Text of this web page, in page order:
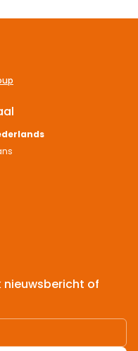
nieuwsbericht of